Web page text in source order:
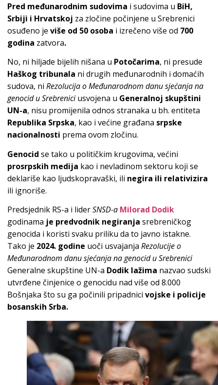
Pred međunarodnim sudovima i sudovima u BiH,
Srbiji i Hrvatskoj za zločine počinjene u Srebrenici
osuđeno je više od 50 osoba i izrečeno više od 700
godina zatvora.
No, ni hiljade bijelih nišana u Potočarima, ni presude
Haškog tribunala ni drugih međunarodnih i domaćih
sudova, ni Rezolucija o Međunarodnom danu sjećanja na
genocid u Srebreniciusvojena u Generalnoj skupštini
UN-a, nisu promijenila odnos stranaka u bh. entiteta
Republika Srpska, kao i većine građana srpske
nacionalnosti prema ovom zločinu.
Genocid se tako u političkim krugovima, većini
prosrpskih medija kao i nevladinom sektoru koji se
deklariše kao ljudskopravaški, ili negira ili relativizira
ili ignoriše.
Predsjednik RS-a i liderSNSD-a Milorad Dodik
godinama je predvodnik negiranja srebreničkog
genocida i koristi svaku priliku da to javno istakne.
Tako je 2024. godine uoči usvajanja Rezolucije o
Međunarodnom danu sjećanja na genocid u Srebrenici
Generalne skupštine UN-a Dodik lažima nazvao sudski
utvrđene činjenice o genocidu nad više od 8.000
Bošnjaka što su ga počinili pripadnici vojske i policije
bosanskih Srba.